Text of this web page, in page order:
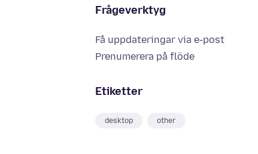
Frågeverktyg
Få uppdateringar via e-post
Prenumerera på flöde
Etiketter
desktop other